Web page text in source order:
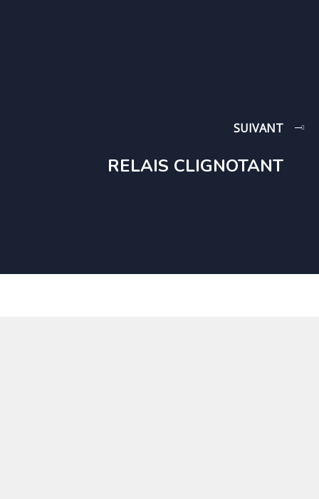
SUIVANT
RELAIS CLIGNOTANT